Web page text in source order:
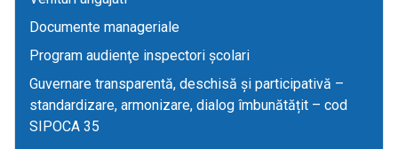
Documente manageriale
Program audienţe inspectori școlari
Guvernare transparentă, deschisă și participativă –
standardizare, armonizare, dialog îmbunătățit – cod
SIPOCA 35